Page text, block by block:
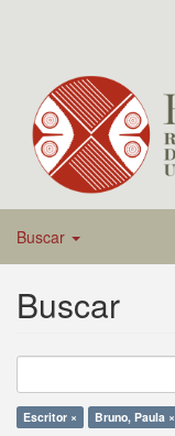
Buscar
Buscar
Escritor × Bruno, Paula ×